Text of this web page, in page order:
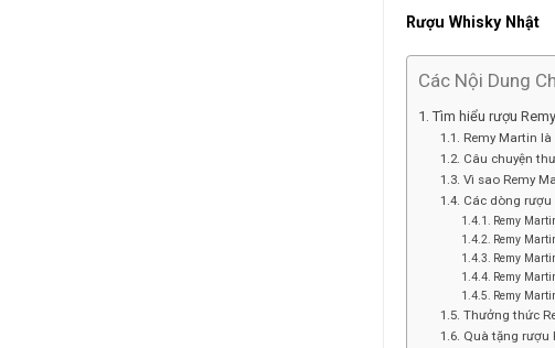
Rượu Whisky Nhật
Các Nội Dung
Tìm hiểu rượu
Remy Martin là
Câu chuyện
Vì sao Remy
Các dòng rượu
Remy
Remy
Remy
Remy
Remy
Thưởng thức
Quà tặng rượu